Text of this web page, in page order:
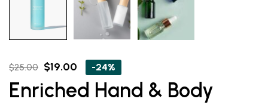
$25.00 Original
was:
$25.00.
$19.00 Current
price
is:
$19.00.
-24%
Enriched Hand & Body